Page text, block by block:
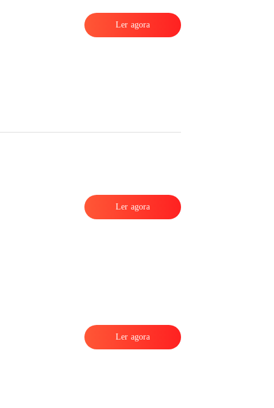
Ler agora
Ler agora
Ler agora